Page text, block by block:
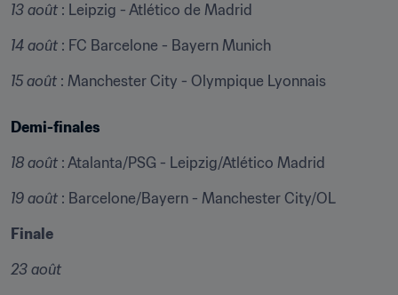
13 août : Leipzig - Atlético de Madrid
14 août : FC Barcelone - Bayern Munich
15 août : Manchester City - Olympique Lyonnais
Demi-finales
18 août : Atalanta/PSG - Leipzig/Atlético Madrid
19 août : Barcelone/Bayern - Manchester City/OL
Finale
23 août